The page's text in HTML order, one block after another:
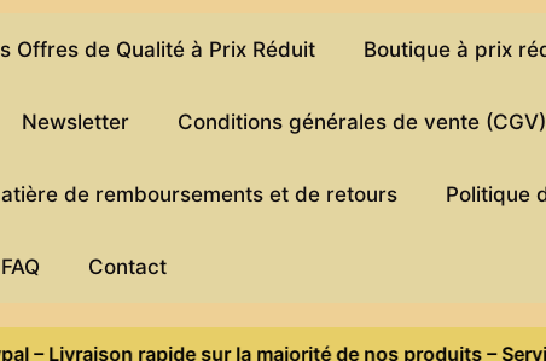
Offres de Qualité à Prix Réduit Boutique à prix
Newsletter Conditions générales de vente (CGV)
de remboursements et de retours Politique
FAQ Contact
rapide sur la majorité de nos produits – Service